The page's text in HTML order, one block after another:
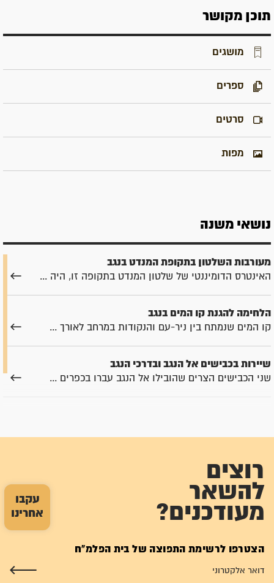
עקבו
אחרינו
תוכן מקושר
מושגים
ספרים
סרטים
מפות
נושאי משנה
מעורבות השלטון בתקופת המנדט בנגב
האינטרס הדומיננטי של שלטון המנדט בתקופה זו, היה ...
הלחימה להגנת קו המים בנגב
קו המים שנמתח בין ניר-עם והנקודות במרחב לאורך ...
שיירות בכבישים אל הנגב ובדרכי הנגב
שני הכבישים הצרים שהובילו אל הנגב עברו בכפרים ...
רוצים
להשאר
מעודכנים?
הצטרפו לרשימת התפוצה של בית הפלמ"ח